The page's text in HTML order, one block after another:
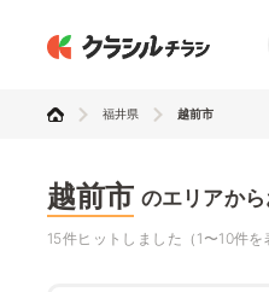
福井県 越前市
越前市 のエリアか
15件ヒットしました（1〜10件を